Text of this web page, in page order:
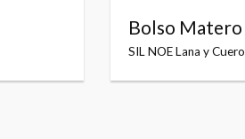
Bolso Matero
SIL NOE Lana y Cuero